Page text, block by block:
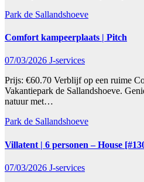
Park de Sallandshoeve
Comfort kampeerplaats | Pitch
07/03/2026 J-services
Prijs: €60.70 Verblijf op een ruime
Vakantiepark de Sallandshoeve.
natuur met…
Park de Sallandshoeve
Villatent | 6 personen – House
07/03/2026 J-services